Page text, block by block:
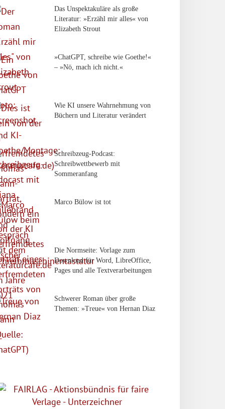
Das Unspektakuläre als große
Literatur: »Erzähl mir alles« von
Elizabeth Strout
»ChatGPT, schreibe wie Goethe!«
– »Nö, mach ich nicht.«
Wie KI unsere Wahrnehmung von
Büchern und Literatur verändert
Schreibzeug-Podcast:
Schreibwettbewerb mit
Sommeranfang
Marco Bülow ist tot
Die Normseite: Vorlage zum
Download für Word, LibreOffice,
Pages und alle Textverarbeitungen
Schwerer Roman über große
Themen: »Treue« von Hernan Diaz